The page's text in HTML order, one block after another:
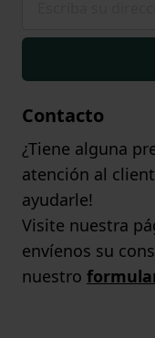
Contacto
¿Tiene alguna
atención al
ayudarle!
Visite nuestra
envíenos su
nuestro